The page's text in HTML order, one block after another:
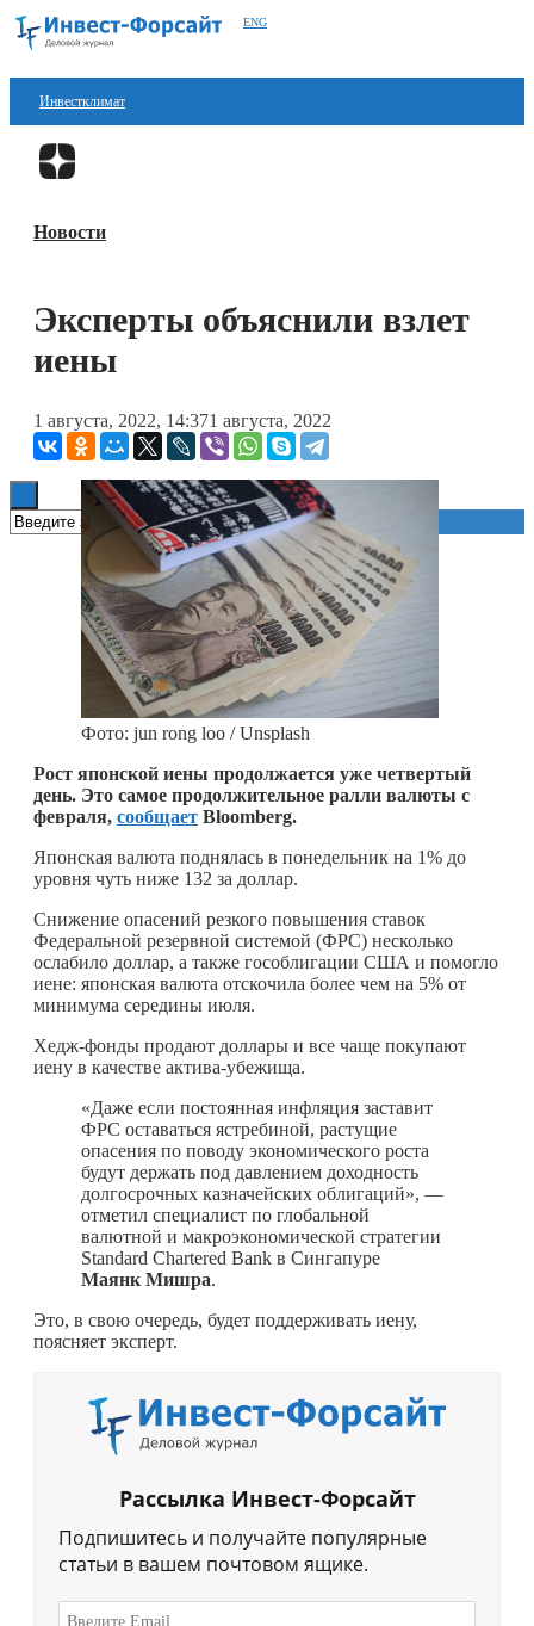
ENG
Инвестклимат
Финансы
Блокчейн
Книги
Новости
Эксперты объяснили взлет
иены
1 августа, 2022, 14:371 августа, 2022
Фото: jun rong loo / Unsplash
Рост японской иены продолжается уже четвертый
день. Это самое продолжительное ралли валюты с
февраля, сообщает Bloomberg.
Японская валюта поднялась в понедельник на 1% до
уровня чуть ниже 132 за доллар.
Снижение опасений резкого повышения ставок
Федеральной резервной системой (ФРС) несколько
ослабило доллар, а также гособлигации США и помогло
иене: японская валюта отскочила более чем на 5% от
минимума середины июля.
Хедж-фонды продают доллары и все чаще покупают
иену в качестве актива-убежища.
«Даже если постоянная инфляция заставит
ФРС оставаться ястребиной, растущие
опасения по поводу экономического роста
будут держать под давлением доходность
долгосрочных казначейских облигаций», —
отметил специалист по глобальной
валютной и макроэкономической стратегии
Standard Chartered Bank в Сингапуре
Маянк Мишра.
Это, в свою очередь, будет поддерживать иену,
поясняет эксперт.
Рассылка Инвест-Форсайт
Подпишитесь и получайте популярные
статьи в вашем почтовом ящике.